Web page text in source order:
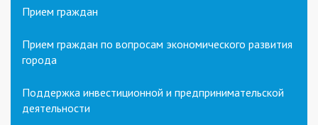
Прием граждан
Прием граждан по вопросам экономического развития
города
Поддержка инвестиционной и предпринимательской
деятельности